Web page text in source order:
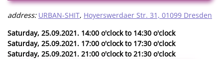
address: URBAN-SHIT, Hoyerswerdaer Str. 31, 01099 Dresden
Saturday, 25.09.2021. 14:00 o'clock to 14:30 o'clock
Saturday, 25.09.2021. 17:00 o'clock to 17:30 o'clock
Saturday, 25.09.2021. 21:00 o'clock to 21:30 o'clock